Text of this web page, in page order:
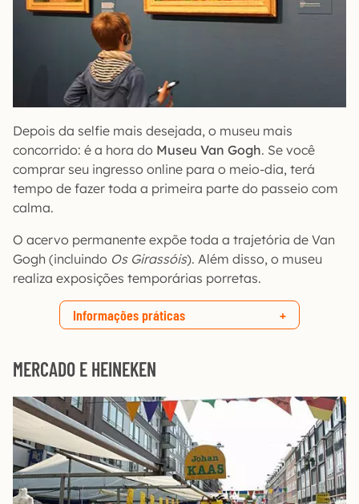
Depois da selfie mais desejada, o museu mais
concorrido: é a hora do Museu Van Gogh. Se você
comprar seu ingresso online para o meio-dia, terá
tempo de fazer toda a primeira parte do passeio com
calma.
O acervo permanente expõe toda a trajetória de Van
Gogh (incluindo Os Girassóis). Além disso, o museu
realiza exposições temporárias porretas.
Informações práticas
MERCADO E HEINEKEN